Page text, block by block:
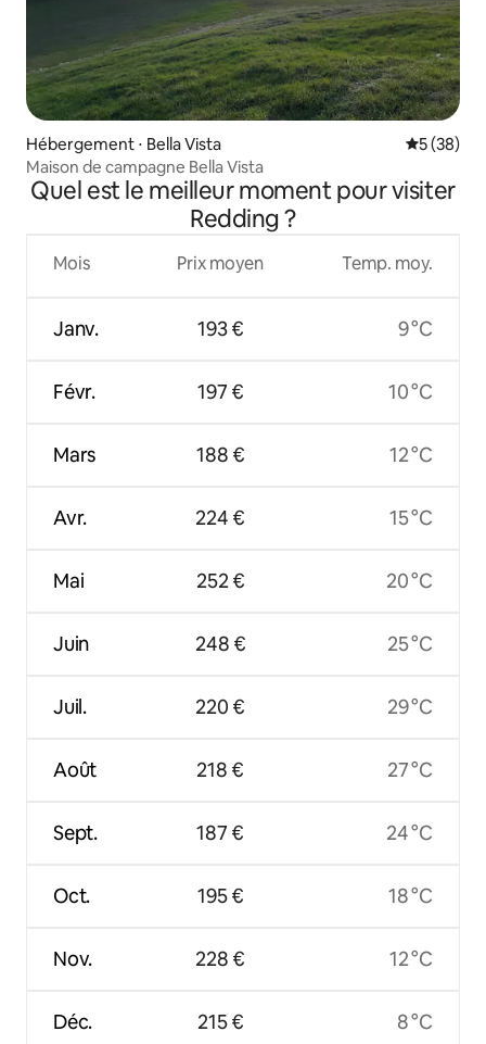
Hébergement ⋅ Bella Vista
5 (38)
Maison de campagne Bella Vista
Quel est le meilleur moment pour visiter
Redding ?
Mois
Janv.
Févr.
Mars
Avr.
Mai
Juin
Juil.
Août
Sept.
Oct.
Nov.
Déc.
Prix moyen
193 €
197 €
188 €
224 €
252 €
248 €
220 €
218 €
187 €
195 €
228 €
215 €
Temp. moy.
9 °C
10 °C
12 °C
15 °C
20 °C
25 °C
29 °C
27 °C
24 °C
18 °C
12 °C
8 °C